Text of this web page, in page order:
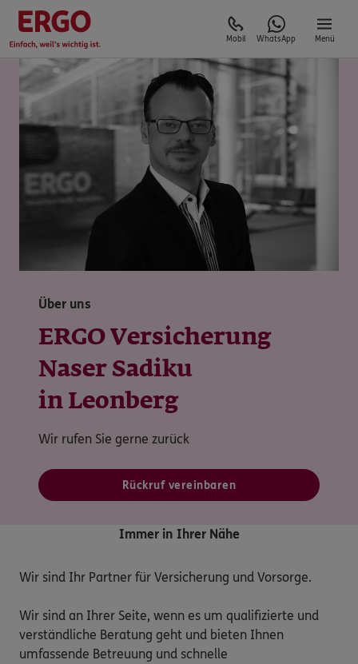
Mobil WhatsApp Menü
Über uns
ERGO Versicherung
Naser Sadiku
in Leonberg
Wir rufen Sie gerne zurück
Rückruf vereinbaren
Immer in Ihrer Nähe
Wir sind Ihr Partner für Versicherung und Vorsorge.
Wir sind an Ihrer Seite, wenn es um qualifizierte und
verständliche Beratung geht und bieten Ihnen
umfassende Betreuung und schnelle